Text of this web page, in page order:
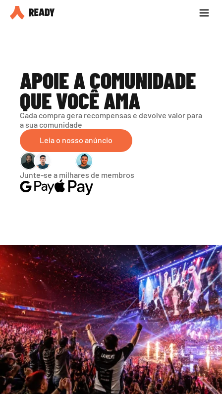
Seja parceiro
APOIE A COMUNIDADE
QUE VOCÊ AMA
Cada compra gera recompensas e devolve valor para
a sua comunidade
Leia o nosso anúncio
Junte-se a milhares de membros